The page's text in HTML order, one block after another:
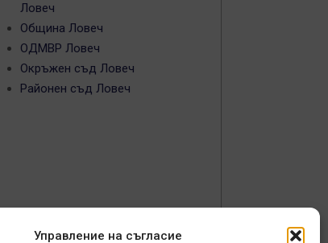
Управление на съгласие
Ловеч
Община Ловеч
ОДМВР Ловеч
Окръжен съд Ловеч
Районен съд Ловеч